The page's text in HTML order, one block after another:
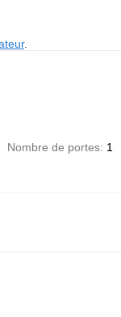
.
Nombre de portes 1